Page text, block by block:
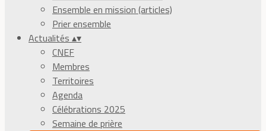
Ensemble en mission (articles)
Prier ensemble
Actualités ▴▾
CNEF
Membres
Territoires
Agenda
Célébrations 2025
Semaine de prière